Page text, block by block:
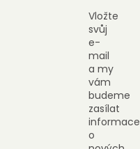
Vložte
svůj
e-
mail
a my
vám
budeme
zasílat
informace
o